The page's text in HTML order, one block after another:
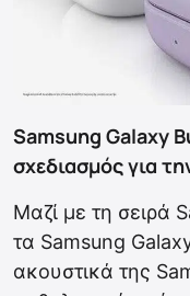
Samsung Galaxy
σχεδιασμός για
Μαζί με τη σειρά
τα Samsung
ακουστικά της